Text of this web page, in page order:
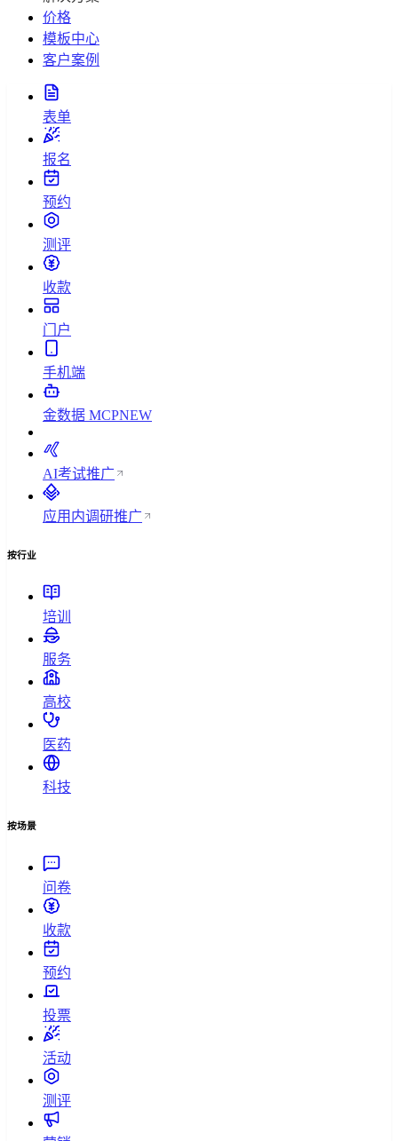
价格
模板中心
客户案例
表单
报名
预约
测评
收款
门户
手机端
金数据 MCPNEW
AI考试推广
应用内调研推广
按行业
培训
服务
高校
医药
科技
按场景
问卷
收款
预约
投票
活动
测评